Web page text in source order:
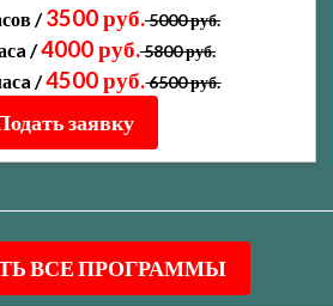
/3500 руб.5000 руб.
/4000 руб.5800 руб.
/4500 руб.6500 руб.
заявку
ВСЕ ПРОГРАММЫ